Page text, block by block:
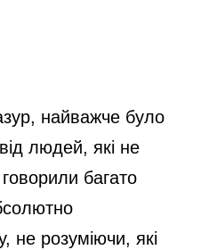
найважче було
людей, які не
багато
не розуміючи, які